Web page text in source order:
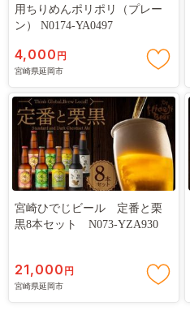
用ちりめんポリポリ（プレー
ン） N0174-YA0497
4,000 円
宮崎県延岡市
宮崎ひでじビール 定番と栗
黒8本セット N073-YZA930
21,000 円
宮崎県延岡市